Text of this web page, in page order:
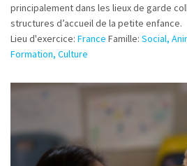
principalement dans les lieux de garde
structures d’accueil de la petite enfance.
Lieu d'exercice: France Famille: Social,
Formation, Culture